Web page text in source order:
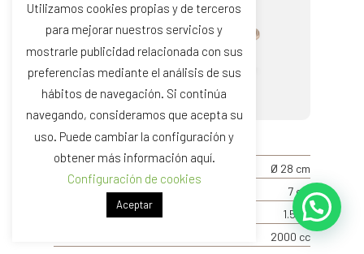
REF. 77146
Ø 28 cm
7 cm
1.5 kg
2000 cc
Utilizamos cookies propias y de terceros
para mejorar nuestros servicios y
mostrarle publicidad relacionada con sus
preferencias mediante el análisis de sus
hábitos de navegación. Si continúa
navegando, consideramos que acepta su
uso. Puede cambiar la configuración y
obtener más información aquí.
Configuración de cookies
Aceptar